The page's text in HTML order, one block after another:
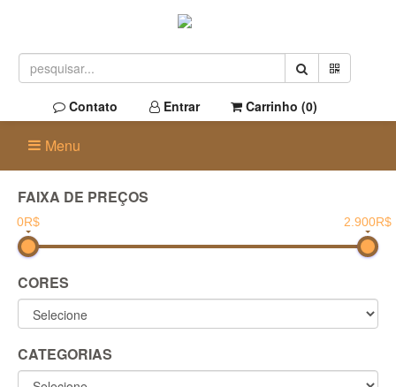
Contato Entrar Carrinho (0)
Menu
FAIXA DE PREÇOS
0R$ 2.900R$
CORES
CATEGORIAS